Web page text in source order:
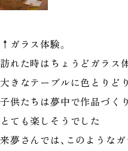
↑ガラス体験。
訪れた時はちょうどガラス
大きなテーブルに色とりど
子供たちは夢中で作品づく
とても楽しそうでした
来夢さんでは、このような